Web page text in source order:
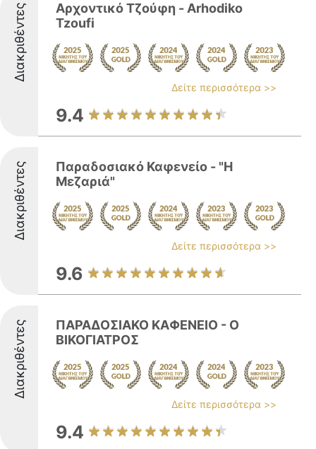
Διακριθέντες
Αρχοντικό Τζούφη - Arhodiko
Tzoufi
Δείτε περισσότερα >>
9.4
Διακριθέντες
Παραδοσιακό Καφενείο - "Η
Μεζαριά"
Δείτε περισσότερα >>
9.6
Διακριθέντες
ΠΑΡΑΔΟΣΙΑΚΟ ΚΑΦΕΝΕΙΟ - Ο
ΒΙΚΟΓΙΑΤΡΟΣ
Δείτε περισσότερα >>
9.4